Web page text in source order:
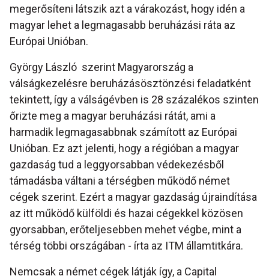
megerősíteni látszik azt a várakozást, hogy idén a
magyar lehet a legmagasabb beruházási ráta az
Európai Unióban.
György László szerint Magyarország a
válságkezelésre beruházásösztönzési feladatként
tekintett, így a válságévben is 28 százalékos szinten
őrizte meg a magyar beruházási rátát, ami a
harmadik legmagasabbnak számított az Európai
Unióban. Ez azt jelenti, hogy a régióban a magyar
gazdaság tud a leggyorsabban védekezésből
támadásba váltani a térségben működő német
cégek szerint. Ezért a magyar gazdaság újraindítása
az itt működő külföldi és hazai cégekkel közösen
gyorsabban, erőteljesebben mehet végbe, mint a
térség többi országában - írta az ITM államtitkára.
Nemcsak a német cégek látják így, a Capital